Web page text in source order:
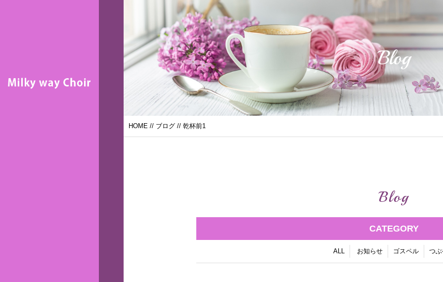
Blog
HOME // ブログ // 乾杯前1
Blog
CATEGORY
ALL お知らせ ゴスペル つ